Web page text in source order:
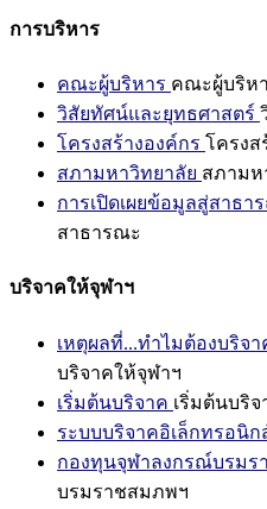
การบริหาร
คณะผู้บริหาร คณะผู้บริห
วิสัยทัศน์และยุทธศาสตร์
โครงสร้างองค์กร โครงส
สภามหาวิทยาลัย สภามห
การเปิดเผยข้อมูลสู่สาธา
สาธารณะ
บริจาคให้จุฬาฯ
เหตุผลที่...ทำไมต้องบริจ
บริจาคให้จุฬาฯ
เริ่มต้นบริจาค เริ่มต้นบริจ
ระบบบริจาคอิเล็กทรอนิก
กองทุนจุฬาลงกรณ์บรมร
บรมราชสมภพฯ